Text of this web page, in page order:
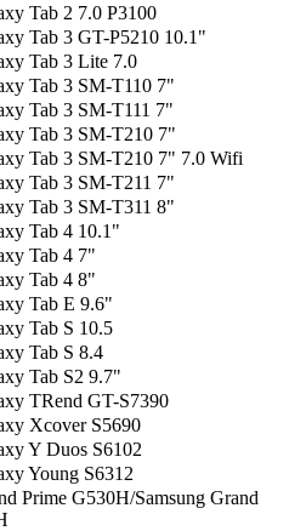
Tab 2 7.0 P3100
Tab 3 GT-P5210 10.1"
Tab 3 Lite 7.0
Tab 3 SM-T110 7"
Tab 3 SM-T111 7"
Tab 3 SM-T210 7"
Tab 3 SM-T210 7" 7.0 Wifi
Tab 3 SM-T211 7"
Tab 3 SM-T311 8"
Tab 4 10.1"
Tab 4 7"
Tab 4 8"
Tab E 9.6"
Tab S 10.5
Tab S 8.4
Tab S2 9.7"
TRend GT-S7390
Xcover S5690
Y Duos S6102
Young S6312
Prime G530H/Samsung Grand